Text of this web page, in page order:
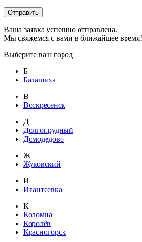
Отправить
Ваша заявка успешно отправлена.
Мы свяжемся с вами в ближайшее время!
Выберите ваш город
Б
Балашиха
В
Воскресенск
Д
Долгопрудный
Домодедово
Ж
Жуковский
И
Ивантеевка
К
Коломна
Королёв
Красногорск